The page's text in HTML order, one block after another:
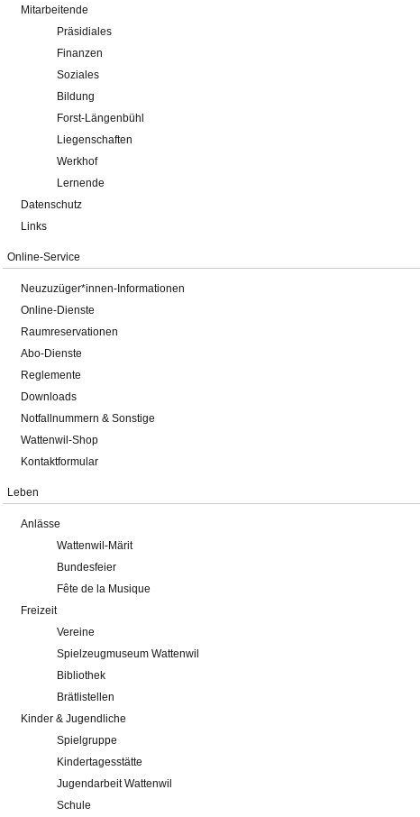
Mitarbeitende
Präsidiales
Finanzen
Soziales
Bildung
Forst-Längenbühl
Liegenschaften
Werkhof
Lernende
Datenschutz
Links
Online-Service
Neuzuzüger*innen-Informationen
Online-Dienste
Raumreservationen
Abo-Dienste
Reglemente
Downloads
Notfallnummern & Sonstige
Wattenwil-Shop
Kontaktformular
Leben
Anlässe
Wattenwil-Märit
Bundesfeier
Fête de la Musique
Freizeit
Vereine
Spielzeugmuseum Wattenwil
Bibliothek
Brätlistellen
Kinder & Jugendliche
Spielgruppe
Kindertagesstätte
Jugendarbeit Wattenwil
Schule